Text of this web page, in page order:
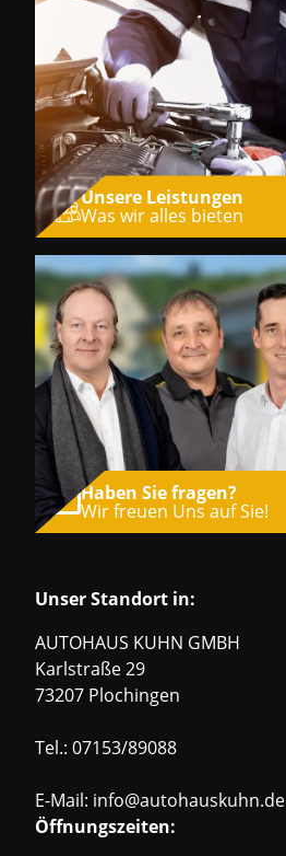
Unsere Leistungen
Was wir alles bieten
Haben Sie fragen?
Wir freuen Uns auf Sie!
Unser Standort in:
AUTOHAUS KUHN GMBH
Karlstraße 29
73207 Plochingen
Tel.: 07153/89088
E-Mail: info@autohauskuhn.de
Öffnungszeiten: